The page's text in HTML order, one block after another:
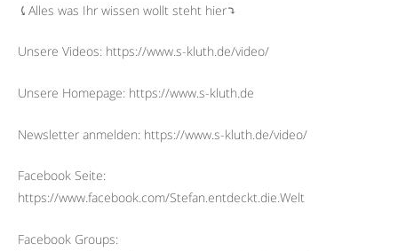
⤹Alles was Ihr wissen wollt steht hier⤵︎
Unsere Videos: https://www.s-kluth.de/video/
Unsere Homepage: https://www.s-kluth.de
Newsletter anmelden: https://www.s-kluth.de/video/
Facebook Seite:
https://www.facebook.com/Stefan.entdeckt.die.Welt
Facebook Groups: